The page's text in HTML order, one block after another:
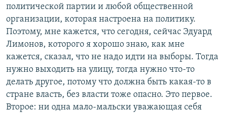
политической партии и любой общественной
организации, которая настроена на политику.
Поэтому, мне кажется, что сегодня, сейчас Эдуард
Лимонов, которого я хорошо знаю, как мне
кажется, сказал, что не надо идти на выборы. Тогда
нужно выходить на улицу, тогда нужно что-то
делать другое, потому что должна быть какая-то в
стране власть, без власти тоже опасно. Это первое.
Второе: ни одна мало-мальски уважающая себя